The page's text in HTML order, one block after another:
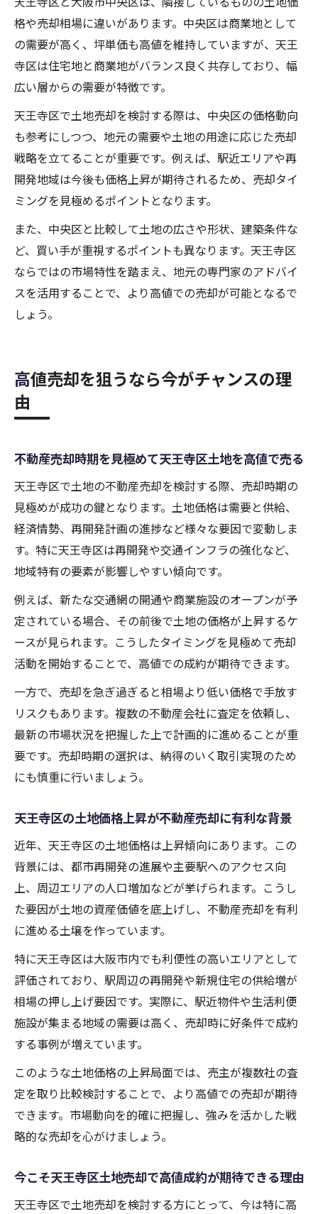
格や売却相場に違いがあります。中央区は商業地として
の需要が高く、坪単価も高値を維持していますが、天王
寺区は住宅地と商業地がバランス良く共存しており、幅
広い層からの需要が特徴です。
天王寺区で土地売却を検討する際は、中央区の価格動向
も参考にしつつ、地元の需要や土地の用途に応じた売却
戦略を立てることが重要です。例えば、駅近エリアや再
開発地域は今後も価格上昇が期待されるため、売却タイ
ミングを見極めるポイントとなります。
また、中央区と比較して土地の広さや形状、建築条件な
ど、買い手が重視するポイントも異なります。天王寺区
ならではの市場特性を踏まえ、地元の専門家のアドバイ
スを活用することで、より高値での売却が可能となるで
しょう。
高値売却を狙うなら今がチャンスの理
由
不動産売却時期を見極めて天王寺区土地を高値で売る
天王寺区で土地の不動産売却を検討する際、売却時期の
見極めが成功の鍵となります。土地価格は需要と供給、
経済情勢、再開発計画の進捗など様々な要因で変動しま
す。特に天王寺区は再開発や交通インフラの強化など、
地域特有の要素が影響しやすい傾向です。
例えば、新たな交通網の開通や商業施設のオープンが予
定されている場合、その前後で土地の価格が上昇するケ
ースが見られます。こうしたタイミングを見極めて売却
活動を開始することで、高値での成約が期待できます。
一方で、売却を急ぎ過ぎると相場より低い価格で手放す
リスクもあります。複数の不動産会社に査定を依頼し、
最新の市場状況を把握した上で計画的に進めることが重
要です。売却時期の選択は、納得のいく取引実現のため
にも慎重に行いましょう。
天王寺区の土地価格上昇が不動産売却に有利な背景
近年、天王寺区の土地価格は上昇傾向にあります。この
背景には、都市再開発の進展や主要駅へのアクセス向
上、周辺エリアの人口増加などが挙げられます。こうし
た要因が土地の資産価値を底上げし、不動産売却を有利
に進める土壌を作っています。
特に天王寺区は大阪市内でも利便性の高いエリアとして
評価されており、駅周辺の再開発や新規住宅の供給増が
相場の押し上げ要因です。実際に、駅近物件や生活利便
施設が集まる地域の需要は高く、売却時に好条件で成約
する事例が増えています。
このような土地価格の上昇局面では、売主が複数社の査
定を取り比較検討することで、より高値での売却が期待
できます。市場動向を的確に把握し、強みを活かした戦
略的な売却を心がけましょう。
今こそ天王寺区土地売却で高値成約が期待できる理由
天王寺区で土地売却を検討する方にとって、今は特に高